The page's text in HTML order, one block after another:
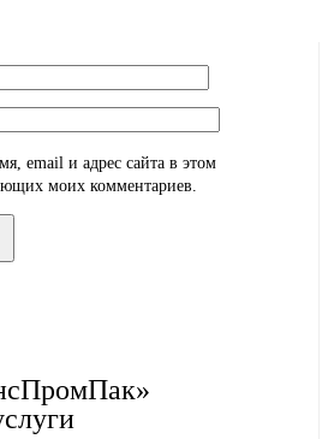
email и адрес сайта в этом
моих комментариев.